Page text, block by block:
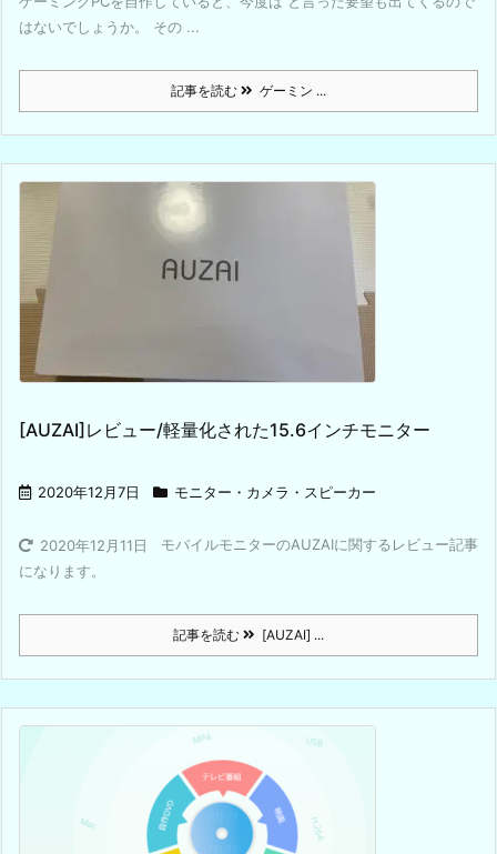
はないでしょうか。 その ...
記事を読む ゲーミン ...
[AUZAI]レビュー/軽量化された15.6インチモニター
2020年12月7日 モニター・カメラ・スピーカー
2020年12月11日
モバイルモニターのAUZAIに関するレビュー記事
になります。
記事を読む [AUZAI] ...